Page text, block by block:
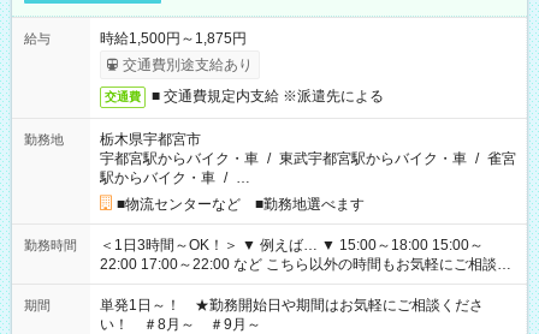
給与
時給1,500円～1,875円
交通費別途支給あり
交通費 ■ 交通費規定内支給 ※派遣先による
勤務地
栃木県宇都宮市
宇都宮駅からバイク・車 / 東武宇都宮駅からバイク・車 / 雀宮
駅からバイク・車 / …
■物流センターなど ■勤務地選べます
勤務時間
＜1日3時間～OK！＞ ▼ 例えば… ▼ 15:00～18:00 15:00～
22:00 17:00～22:00 など こちら以外の時間もお気軽にご相談く
ださい！
期間
単発1日～！ ★勤務開始日や期間はお気軽にご相談くださ
い！ ＃8月～ ＃9月～